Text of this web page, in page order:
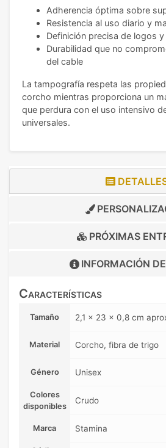
Adherencia óptima sobre
Resistencia al uso diario y
Definición precisa de logos
Durabilidad que no
del cable
La tampografía respeta las
corcho mientras proporciona un
que perdura con el uso intensivo
universales.
PRÓXIMAS
INFORMACIÓN DE
Características
Tamaño 2,1 x 23 x 0,8 cm
Material Corcho, fibra de trigo
Género Unisex
Colores
disponibles
Crudo
Marca Stamina